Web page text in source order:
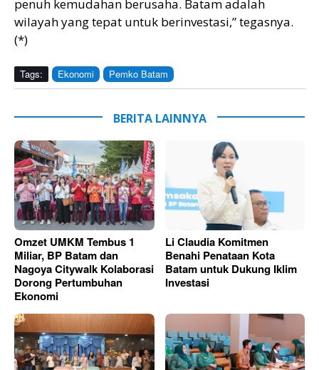
penuh kemudahan berusaha. Batam adalah
wilayah yang tepat untuk berinvestasi,” tegasnya.
(*)
Tags: Ekonomi Pemko Batam
BERITA LAINNYA
Omzet UMKM Tembus 1
Miliar, BP Batam dan
Nagoya Citywalk Kolaborasi
Dorong Pertumbuhan
Ekonomi
Li Claudia Komitmen
Benahi Penataan Kota
Batam untuk Dukung Iklim
Investasi